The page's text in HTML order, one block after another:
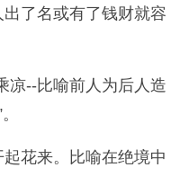
了名或有了钱财就容
--比喻前人为后人造
花来。比喻在绝境中